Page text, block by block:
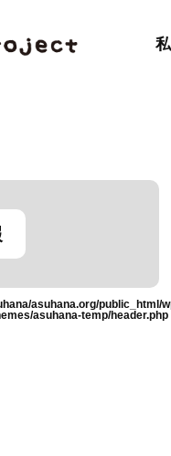
asuhana.org/public_html/
asuhana-temp/header.php